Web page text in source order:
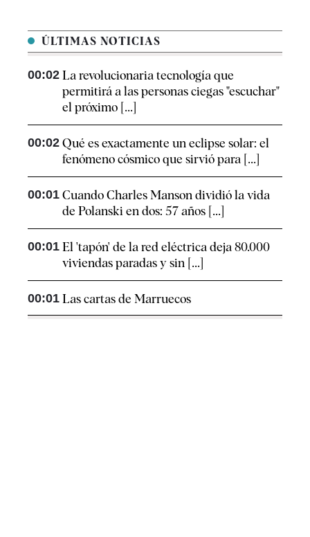
ÚLTIMAS NOTICIAS
00:02 La revolucionaria tecnología que
permitirá a las personas ciegas "escuchar"
el próximo [...]
00:02 Qué es exactamente un eclipse solar: el
fenómeno cósmico que sirvió para [...]
00:01 Cuando Charles Manson dividió la vida
de Polanski en dos: 57 años [...]
00:01 El 'tapón' de la red eléctrica deja 80.000
viviendas paradas y sin [...]
00:01 Las cartas de Marruecos